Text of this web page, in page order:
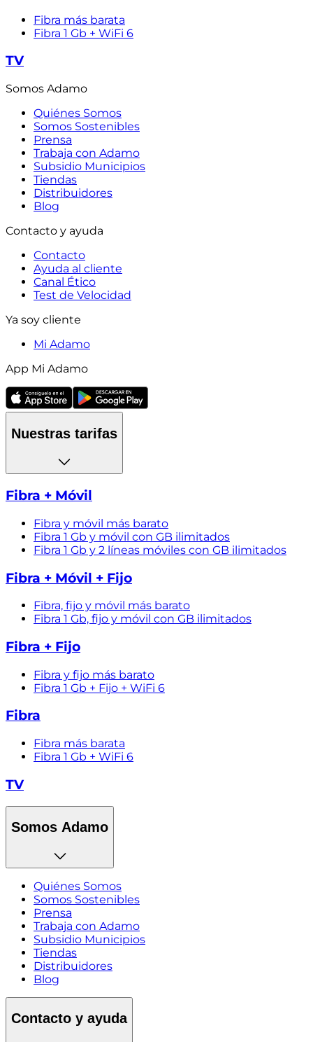
Fibra más barata
Fibra 1 Gb + WiFi 6
TV
Somos Adamo
Quiénes Somos
Somos Sostenibles
Prensa
Trabaja con Adamo
Subsidio Municipios
Tiendas
Distribuidores
Blog
Contacto y ayuda
Contacto
Ayuda al cliente
Canal Ético
Test de Velocidad
Ya soy cliente
Mi Adamo
App Mi Adamo
Nuestras tarifas
Fibra + Móvil
Fibra y móvil más barato
Fibra 1 Gb y móvil con GB ilimitados
Fibra 1 Gb y 2 líneas móviles con GB ilimitados
Fibra + Móvil + Fijo
Fibra, fijo y móvil más barato
Fibra 1 Gb, fijo y móvil con GB ilimitados
Fibra + Fijo
Fibra y fijo más barato
Fibra 1 Gb + Fijo + WiFi 6
Fibra
Fibra más barata
Fibra 1 Gb + WiFi 6
TV
Somos Adamo
Quiénes Somos
Somos Sostenibles
Prensa
Trabaja con Adamo
Subsidio Municipios
Tiendas
Distribuidores
Blog
Contacto y ayuda